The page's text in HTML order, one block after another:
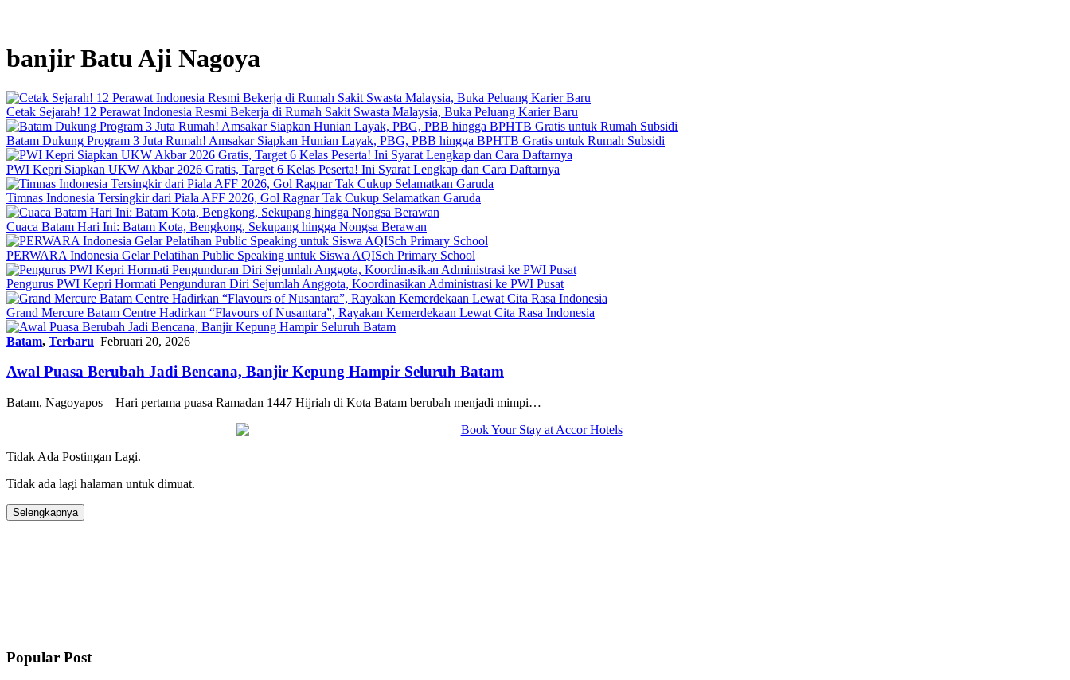
banjir Batu Aji Nagoya
Cetak Sejarah! 12 Perawat Indonesia Resmi Bekerja di Rumah Sakit Swasta Malaysia, Buka Peluang Karier Baru
Batam Dukung Program 3 Juta Rumah! Amsakar Siapkan Hunian Layak, PBG, PBB hingga BPHTB Gratis untuk Rumah Subsidi
PWI Kepri Siapkan UKW Akbar 2026 Gratis, Target 6 Kelas Peserta! Ini Syarat Lengkap dan Cara Daftarnya
Timnas Indonesia Tersingkir dari Piala AFF 2026, Gol Ragnar Tak Cukup Selamatkan Garuda
Cuaca Batam Hari Ini: Batam Kota, Bengkong, Sekupang hingga Nongsa Berawan
PERWARA Indonesia Gelar Pelatihan Public Speaking untuk Siswa AQISch Primary School
Pengurus PWI Kepri Hormati Pengunduran Diri Sejumlah Anggota, Koordinasikan Administrasi ke PWI Pusat
Grand Mercure Batam Centre Hadirkan “Flavours of Nusantara”, Rayakan Kemerdekaan Lewat Cita Rasa Indonesia
Batam, Terbaru Februari 20, 2026
Awal Puasa Berubah Jadi Bencana, Banjir Kepung Hampir Seluruh Batam
Batam, Nagoyapos – Hari pertama puasa Ramadan 1447 Hijriah di Kota Batam berubah menjadi mimpi…
Tidak Ada Postingan Lagi.
Tidak ada lagi halaman untuk dimuat.
Selengkapnya
Popular Post